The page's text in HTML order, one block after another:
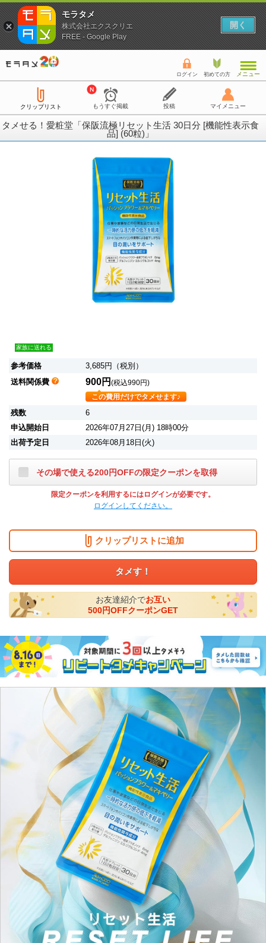
ログイン 初めての方 メニュー
クリップリスト もうすぐ掲載 投稿 マイメニュー
タメせる！愛粧堂「保阪流極リセット生活 30日分 [機能性表示食
品] (60粒)」
家族に送れる
参考価格
3,685円（税別）
送料関係費
900円 (税込990円)
この費用だけでタメせます♪
残数
6
申込開始日
2026年07月27日(月) 18時00分
出荷予定日
2026年08月18日(火)
その場で使える200円OFFの限定クーポンを取得
限定クーポンを利用するにはログインが必要です。
ログインしてください。
クリップリストに追加
タメす！
お友達紹介でお互い
500円OFFクーポンGET
モラタメ
株式会社エクスクリエ
FREE - Google Play
開く